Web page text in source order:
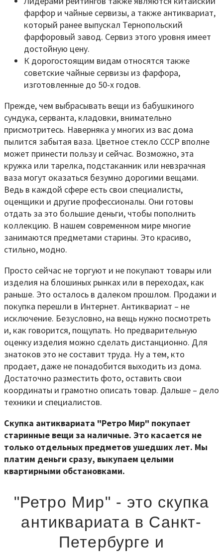
фарфор и чайные сервизы, а также антиквариат,
который ранее выпускал Тернопольский
фарфоровый завод. Сервиз этого уровня имеет
достойную цену.
К дорогостоящим видам относятся также
советские чайные сервизы из фарфора,
изготовленные до 50-х годов.
Прежде, чем выбрасывать вещи из бабушкиного
сундука, серванта, кладовки, внимательно
присмотритесь. Наверняка у многих из вас дома
пылится забытая ваза. Цветное стекло СССР вполне
может принести пользу и сейчас. Возможно, эта
кружка или тарелка, подстаканник или невзрачная
ваза могут оказаться безумно дорогими вещами.
Ведь в каждой сфере есть свои специалисты,
оценщики и другие профессионалы. Они готовы
отдать за это большие деньги, чтобы пополнить
коллекцию. В нашем современном мире многие
занимаются предметами старины. Это красиво,
стильно, модно.
Просто сейчас не торгуют и не покупают товары или
изделия на блошиных рынках или в переходах, как
раньше. Это осталось в далеком прошлом. Продажи и
покупка перешли в Интернет. Антиквариат – не
исключение. Безусловно, на вещь нужно посмотреть
и, как говорится, пощупать. Но предварительную
оценку изделия можно сделать дистанционно. Для
знатоков это не составит труда. Ну а тем, кто
продает, даже не понадобится выходить из дома.
Достаточно разместить фото, оставить свои
координаты и грамотно описать товар. Дальше – дело
техники и специалистов.
Скупка антиквариата "Ретро Мир" покупает
старинные вещи за наличные. Это касается не
только отдельных предметов ушедших лет. Мы
платим деньги сразу, выкупаем целыми
квартирными обстановками.
"Ретро Мир" - это скупка
антиквариата в Санкт-
Петербурге и